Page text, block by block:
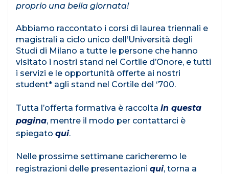
proprio una bella giornata!
Abbiamo raccontato i corsi di laurea triennali e
magistrali a ciclo unico dell’Università degli
Studi di Milano a tutte le persone che hanno
visitato i nostri stand nel Cortile d’Onore, e tutti
i servizi e le opportunità offerte ai nostri
student* agli stand nel Cortile del ‘700.
Tutta l’offerta formativa è raccolta in questa
pagina, mentre il modo per contattarci è
spiegato qui.
Nelle prossime settimane caricheremo le
registrazioni delle presentazioni qui, torna a